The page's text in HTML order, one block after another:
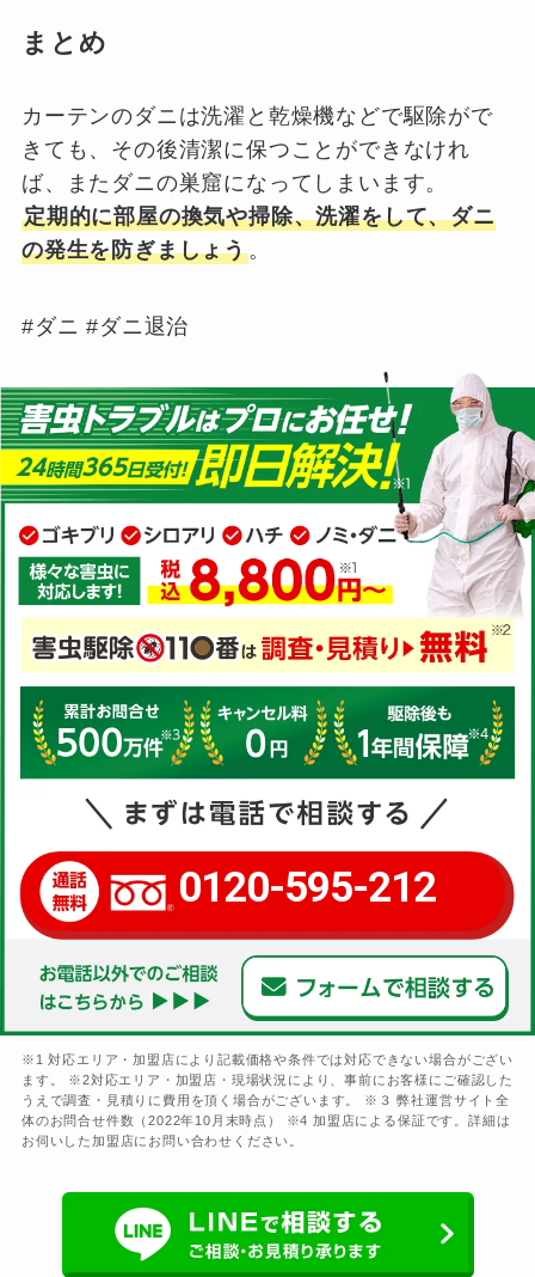
まとめ
カーテンのダニは洗濯と乾燥機などで駆除がで
きても、その後清潔に保つことができなけれ
ば、またダニの巣窟になってしまいます。
定期的に部屋の換気や掃除、洗濯をして、ダニ
の発生を防ぎましょう。
#ダニ #ダニ退治
0120-595-212
※1 対応エリア・加盟店により記載価格や条件では対応できない場合がござい
ます。 ※2対応エリア・加盟店・現場状況により、事前にお客様にご確認した
うえで調査・見積りに費用を頂く場合がございます。 ※３ 弊社運営サイト全
体のお問合せ件数（2022年10月末時点） ※4 加盟店による保証です。詳細は
お伺いした加盟店にお問い合わせください。